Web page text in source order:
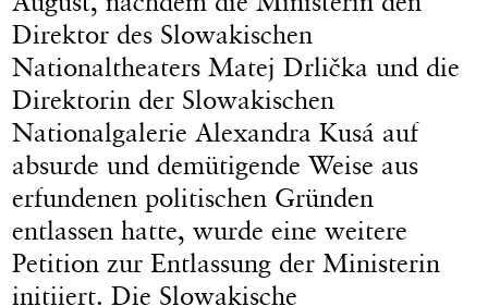
Direktor des Slowakischen
Nationaltheaters Matej Drlička und die
Direktorin der Slowakischen
Nationalgalerie Alexandra Kusá auf
absurde und demütigende Weise aus
erfundenen politischen Gründen
entlassen hatte, wurde eine weitere
Petition zur Entlassung der Ministerin
initiiert. Die Slowakische